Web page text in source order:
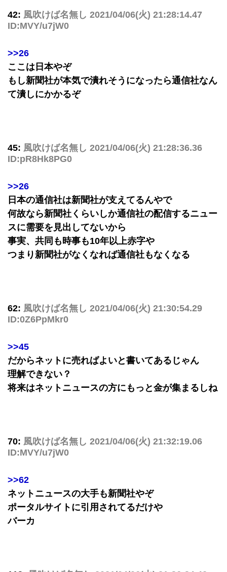
42: 風吹けば名無し 2021/04/06(火) 21:28:14.47
ID:MVY/u7jW0
>>26
ここは日本やぞ
もし新聞社が本気で潰れそうになったら通信社なん
て潰しにかかるぞ
45: 風吹けば名無し 2021/04/06(火) 21:28:36.36
ID:pR8Hk8PG0
>>26
日本の通信社は新聞社が支えてるんやで
何故なら新聞社くらいしか通信社の配信するニュー
スに需要を見出してないから
事実、共同も時事も10年以上赤字や
つまり新聞社がなくなれば通信社もなくなる
62: 風吹けば名無し 2021/04/06(火) 21:30:54.29
ID:0Z6PpMkr0
>>45
だからネットに売ればよいと書いてあるじゃん
理解できない？
将来はネットニュースの方にもっと金が集まるしね
70: 風吹けば名無し 2021/04/06(火) 21:32:19.06
ID:MVY/u7jW0
>>62
ネットニュースの大手も新聞社やぞ
ポータルサイトに引用されてるだけや
バーカ